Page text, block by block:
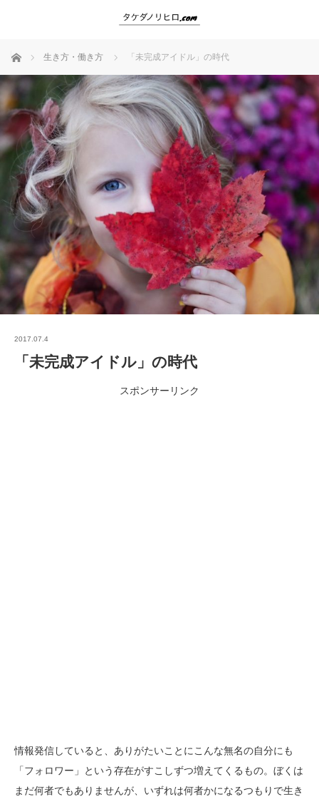
ホーム 生き方・働き方 「未完成アイドル」の時代
2017.07.4
「未完成アイドル」の時代
スポンサーリンク
情報発信していると、ありがたいことにこんな無名の自分にも
「フォロワー」という存在がすこしずつ増えてくるもの。ぼくは
まだ何者でもありませんが、いずれは何者かになるつもりで生き